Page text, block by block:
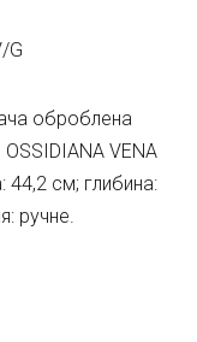
G
оброблена
ОSSIDIАNА VENА
44,2 см; глибина:
ручне.